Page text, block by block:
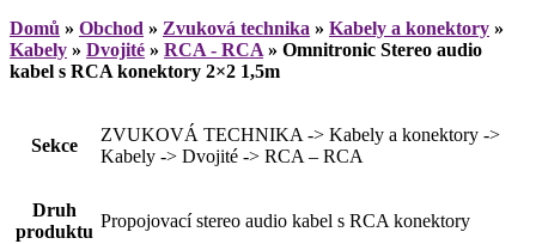
Domů » Obchod » Zvuková technika » Kabely a konektory »
Kabely » Dvojité » RCA - RCA » Omnitronic Stereo audio
kabel s RCA konektory 2×2 1,5m
Sekce
ZVUKOVÁ TECHNIKA -> Kabely a konektory ->
Kabely -> Dvojité -> RCA – RCA
Druh
produktu
Propojovací stereo audio kabel s RCA konektory